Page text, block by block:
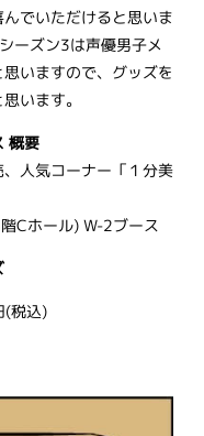
でいただけると思いま
ーズン3は声優男子メ
いますので、グッズを
います。
概要
人気コーナー「１分美
Cホール) W-2ブース
(税込)